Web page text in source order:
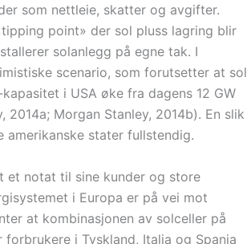
som nettleie, skatter og avgifter.
point» der sol pluss lagring blir
solanlegg på egne tak. I
scenario, som forutsetter at sol
i USA øke fra dagens 12 GW
Morgan Stanley, 2014b). En slik
stater fullstendig.
et notat til sine kunder og store
i Europa er på vei mot
at kombinasjonen av solceller på
i Tyskland, Italia og Spania